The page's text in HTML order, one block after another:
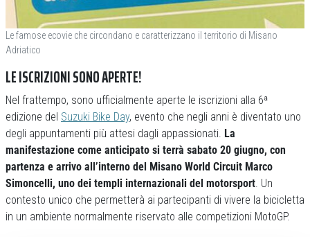
Le famose ecovie che circondano e caratterizzano il territorio di Misano
Adriatico
LE ISCRIZIONI SONO APERTE!
Nel frattempo, sono ufficialmente aperte le iscrizioni alla 6ª
edizione del Suzuki Bike Day, evento che negli anni è diventato uno
degli appuntamenti più attesi dagli appassionati. La
manifestazione come anticipato si terrà sabato 20 giugno, con
partenza e arrivo all’interno del Misano World Circuit Marco
Simoncelli, uno dei templi internazionali del motorsport. Un
contesto unico che permetterà ai partecipanti di vivere la bicicletta
in un ambiente normalmente riservato alle competizioni MotoGP.